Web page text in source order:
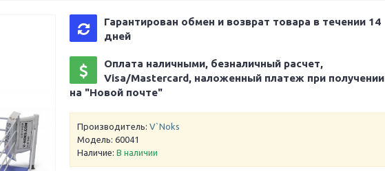
Гарантирован обмен и возврат товара в течении 14
дней
Оплата наличными, безналичный расчет,
Visa/Mastercard, наложенный платеж при получении
на "Новой почте"
Производитель: V`Noks
Модель: 60041
Наличие: В наличии